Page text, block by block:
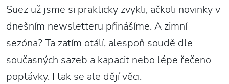
Suez už jsme si prakticky zvykli, ačkoli novinky v
dnešním newsletteru přinášíme. A zimní
sezóna? Ta zatím otálí, alespoň soudě dle
současných sazeb a kapacit nebo lépe řečeno
poptávky. I tak se ale dějí věci.